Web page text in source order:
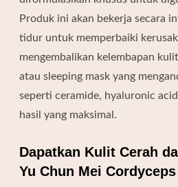
Produk ini akan bekerja secara
tidur untuk memperbaiki
mengembalikan kelembapan
atau sleeping mask yang
seperti ceramide, hyaluronic
hasil yang maksimal.
Dapatkan Kulit Cerah
Yu Chun Mei